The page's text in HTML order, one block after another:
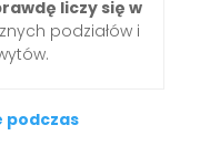
liczy się w
podziałów i
podczas